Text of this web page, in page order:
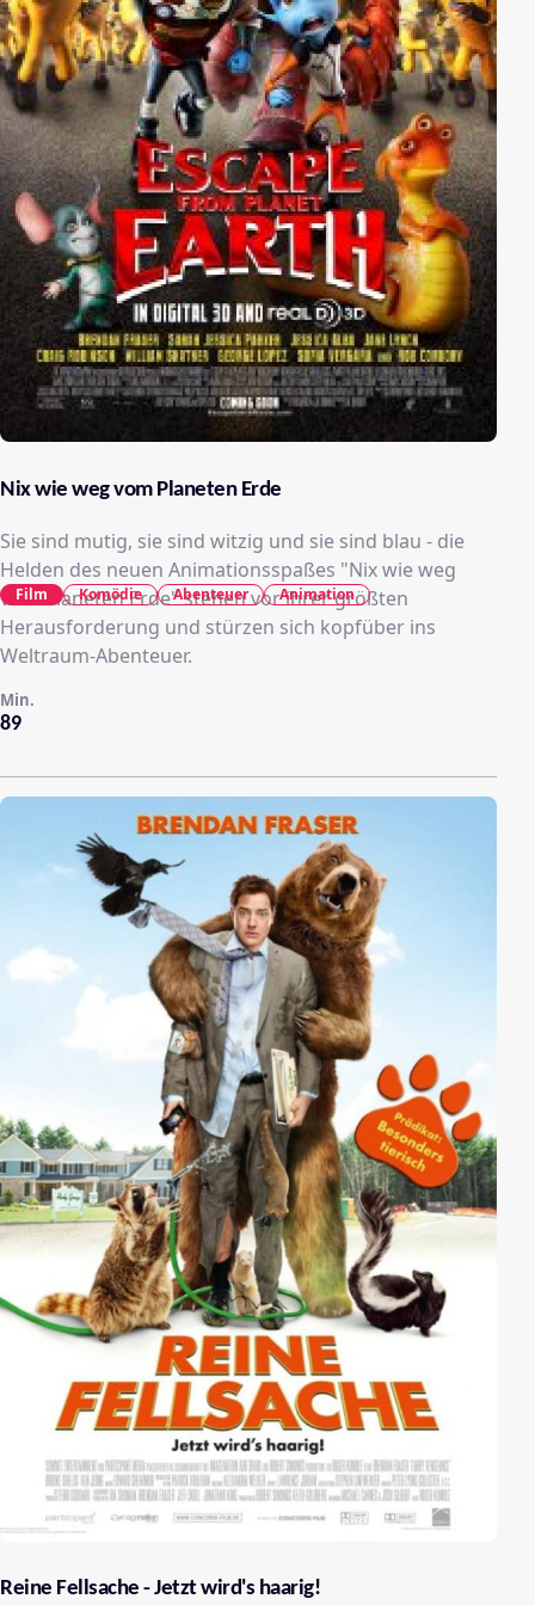
Nix wie weg vom Planeten Erde
Sie sind mutig, sie sind witzig und sie sind blau - die
Helden des neuen Animationsspaßes "Nix wie weg
vom Planeten Erde" stehen vor ihrer größten
Herausforderung und stürzen sich kopfüber ins
Weltraum-Abenteuer.
89
Min.
Film Komödie Abenteuer Animation
Reine Fellsache - Jetzt wird's haarig!